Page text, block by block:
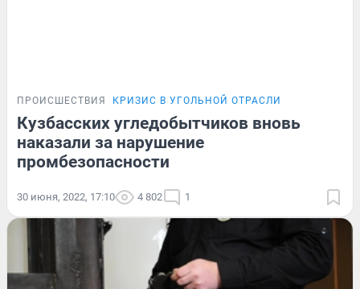
ПРОИСШЕСТВИЯ КРИЗИС В УГОЛЬНОЙ ОТРАСЛИ
Кузбасских угледобытчиков вновь
наказали за нарушение
промбезопасности
30 июня, 2022, 17:10 4 802 1